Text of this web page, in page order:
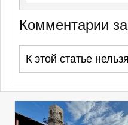
Комментарии
К этой статье